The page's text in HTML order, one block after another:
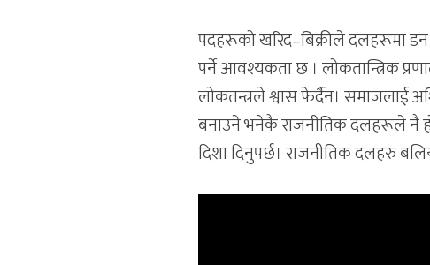
पदहरूको खरिद–बिक्रीले दलहरूमा डन
पर्ने आवश्यकता छ । लोकतान्त्रिक
लोकतन्त्रले श्वास फेर्दैन। समाजलाई
बनाउने भनेकै राजनीतिक दलहरूले नै
दिशा दिनुपर्छ। राजनीतिक दलहरु